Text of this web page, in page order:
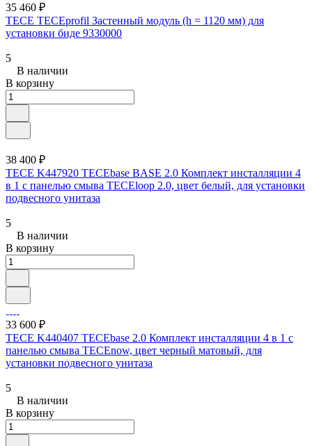
35 460 ₽
TECE TECEprofil Застенный модуль (h = 1120 мм) для
установки биде 9330000
5
В наличии
В корзину
38 400 ₽
TECE K447920 TECEbase BASE 2.0 Комплект инсталляции 4
в 1 с панелью смыва ТЕСЕloop 2.0, цвет белый, для установки
подвесного унитаза
5
В наличии
В корзину
33 600 ₽
TECE K440407 TECEbase 2.0 Комплект инсталляции 4 в 1 с
панелью смыва ТЕСЕnow, цвет черный матовый, для
установки подвесного унитаза
5
В наличии
В корзину